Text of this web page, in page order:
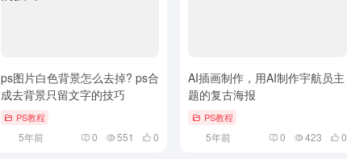
ps图片白色背景怎么去掉? ps合
成去背景只留文字的技巧
PS教程
5年前 0 551 0
AI插画制作，用AI制作宇航员主
题的复古海报
PS教程
5年前 0 423 0